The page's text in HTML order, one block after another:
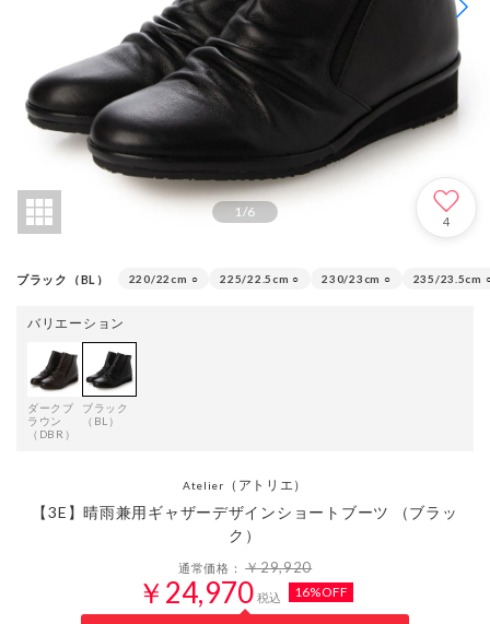
1/6
4
ブラック（BL） 220/22cm ○ 225/22.5cm ○ 230/23cm ○ 235/23.5cm
バリエーション
ダークブ
ラウン
（DBR）
ブラック
（BL）
Atelier （アトリエ）
【3E】晴雨兼用ギャザーデザインショートブーツ （ブラッ
ク）
通常価格：￥29,920
￥24,970 税込 16%OFF